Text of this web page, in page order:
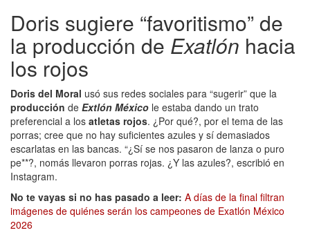
Doris sugiere “favoritismo” de
la producción de Exatlón hacia
los rojos
Doris del Moral usó sus redes sociales para “sugerir” que la
producción de Extlón México le estaba dando un trato
preferencial a los atletas rojos. ¿Por qué?, por el tema de las
porras; cree que no hay suficientes azules y sí demasiados
escarlatas en las bancas. “¿Sí se nos pasaron de lanza o puro
pe**?, nomás llevaron porras rojas. ¿Y las azules?, escribió en
Instagram.
No te vayas si no has pasado a leer: A días de la final filtran
imágenes de quiénes serán los campeones de Exatlón México
2026